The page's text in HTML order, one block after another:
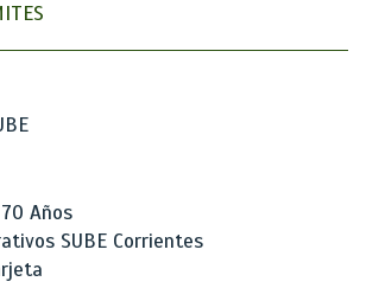
Años
SUBE Corrientes